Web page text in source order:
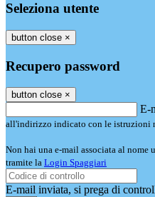
Seleziona utente
button close ×
Recupero password
button close ×
E-
all'indirizzo indicato con le istruzioni
Non hai una e-mail associata al nome
tramite la Login Spaggiari
E-mail inviata, si prega di